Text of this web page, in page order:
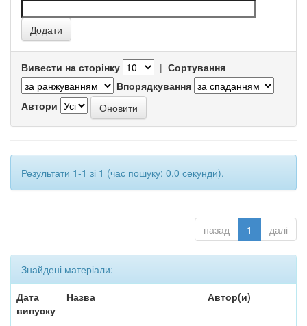
Вивести на сторінку | Сортування
Впорядкування
Автори
Результати 1-1 зі 1 (час пошуку: 0.0 секунди).
назад 1 далі
Знайдені матеріали:
Дата
випуску
Назва Автор(и)